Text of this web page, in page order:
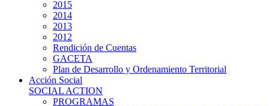
2015
2014
2013
2012
Rendición de Cuentas
GACETA
Plan de Desarrollo y Ordenamiento Territorial
Acción Social
SOCIAL ACTION
PROGRAMAS